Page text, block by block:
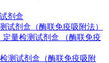
剂盒
试剂盒（酶联免疫吸附法）
定量检测试剂盒 （酶联免疫
测试剂盒（酶联免疫吸附